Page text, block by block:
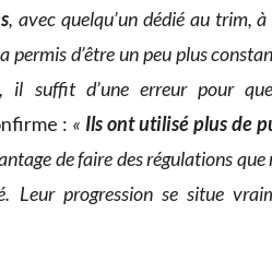
, avec quelqu’un dédié au trim,
d’être un peu plus
il suffit d’une erreur pour
: « Ils ont utilisé plus de
de faire des régulations que
Leur progression se situe